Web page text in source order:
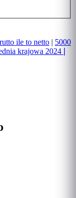
ile to netto | 5000
krajowa 2024